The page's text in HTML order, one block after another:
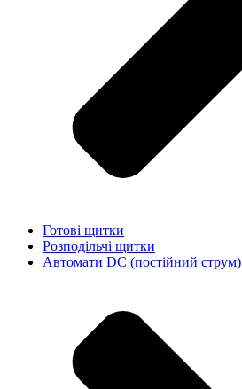
Готові щитки
Розподільчі щитки
Автомати DC (постійний струм)